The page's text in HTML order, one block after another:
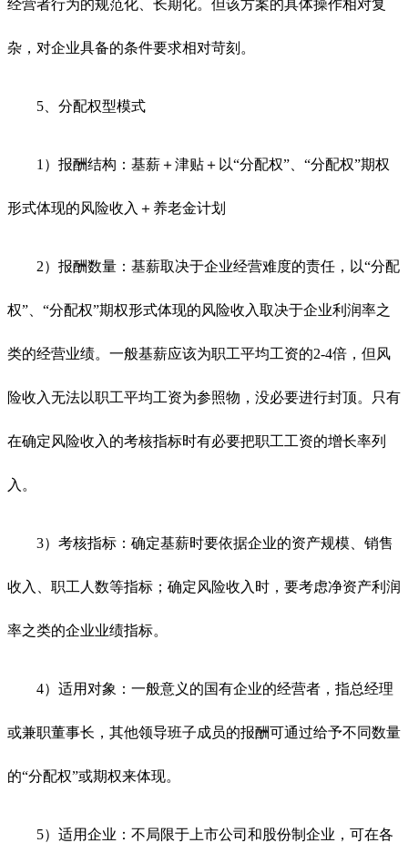
经营者行为的规范化、长期化。但该方案的具体操作相对复
杂，对企业具备的条件要求相对苛刻。
5、分配权型模式
1）报酬结构：基薪＋津贴＋以“分配权”、“分配权”期权
形式体现的风险收入＋养老金计划
2）报酬数量：基薪取决于企业经营难度的责任，以“分配
权”、“分配权”期权形式体现的风险收入取决于企业利润率之
类的经营业绩。一般基薪应该为职工平均工资的2-4倍，但风
险收入无法以职工平均工资为参照物，没必要进行封顶。只有
在确定风险收入的考核指标时有必要把职工工资的增长率列
入。
3）考核指标：确定基薪时要依据企业的资产规模、销售
收入、职工人数等指标；确定风险收入时，要考虑净资产利润
率之类的企业业绩指标。
4）适用对象：一般意义的国有企业的经营者，指总经理
或兼职董事长，其他领导班子成员的报酬可通过给予不同数量
的“分配权”或期权来体现。
5）适用企业：不局限于上市公司和股份制企业，可在各